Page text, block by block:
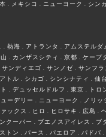
. メキシコ . ニューヨーク . シン
. 熱海 . アトランタ . アムステルダ
. カンザスシティ . 京都 . ケープ
ンディエゴ . サンノゼ . サンフラ
トル . シカゴ . シンシナティ . 仙
. デュッセルドルフ . 東京 . トロ
ーデリー . ニューヨーク . ノリッ
ックス . ヒロ . ヒロサキ . 広島 .
クーバー . ブエノスアイレス . ブ
トン . パース . パエロア . パドバ .